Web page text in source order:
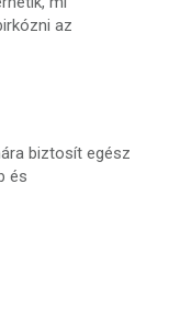
az
biztosít egész
és